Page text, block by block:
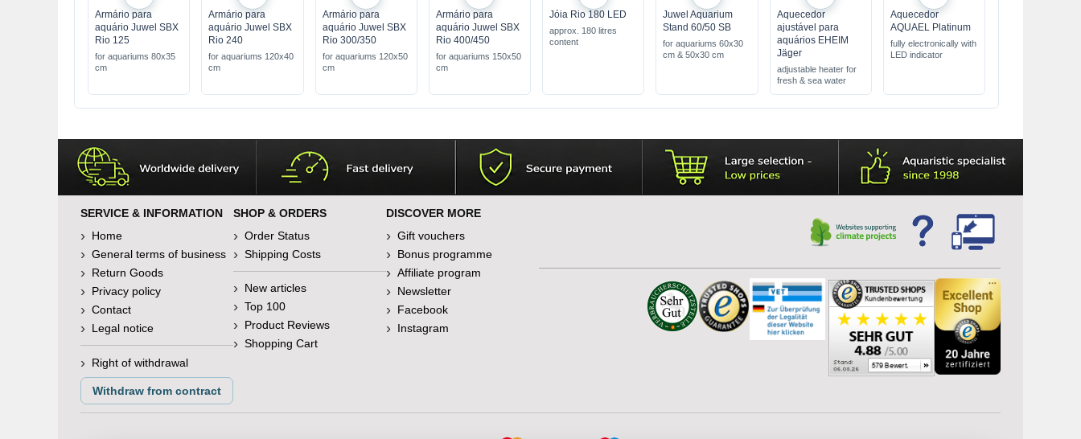
Armário para
aquário Juwel SBX
Rio 125
for aquariums 80x35
cm
Armário para
aquário Juwel SBX
Rio 240
for aquariums 120x40
cm
Armário para
aquário Juwel SBX
Rio 300/350
for aquariums 120x50
cm
Armário para
aquário Juwel SBX
Rio 400/450
for aquariums 150x50
cm
Jóia Rio 180 LED
approx. 180 litres
content
Juwel Aquarium
Stand 60/50 SB
for aquariums 60x30
cm & 50x30 cm
Aquecedor
ajustável para
aquários EHEIM
Jäger
adjustable heater for
fresh & sea water
Aquecedor
AQUAEL Platinum
fully electronically with
LED indicator
SERVICE & INFORMATION
Home
General terms of business
Return Goods
Privacy policy
Contact
Legal notice
Right of withdrawal
Withdraw from contract
SHOP & ORDERS
Order Status
Shipping Costs
New articles
Top 100
Product Reviews
Shopping Cart
DISCOVER MORE
Gift vouchers
Bonus programme
Affiliate program
Newsletter
Facebook
Instagram